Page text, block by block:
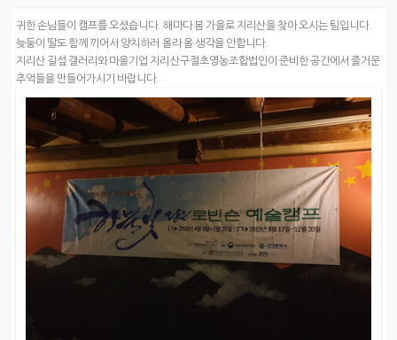
귀한 손님들이 캠프를 오셨습니다. 해마다 봄 가을로 지리산을 찾아 오시는 팀입니다.
늦둥이 딸도 함께 끼어서 양치하러 올라 올 생각을 안합니다.
지리산 길섶 갤러리와 마을기업 지리산구절초영농조합법인이 준비한 공간에서 즐거운
추억들을 만들어가시기 바랍니다.